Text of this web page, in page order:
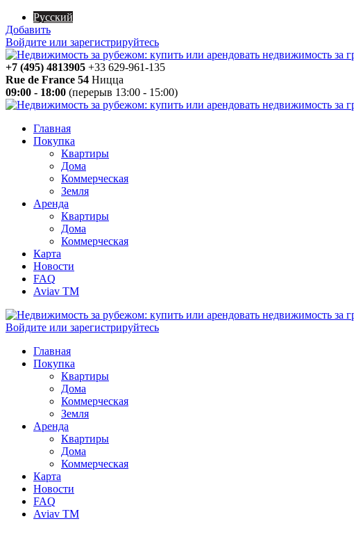
Русский
Добавить
Войдите или зарегистрируйтесь
+7 (495) 4813905 +33 629-961-135
Rue de France 54 Ницца
09:00 - 18:00 (перерыв 13:00 - 15:00)
Главная
Покупка
Квартиры
Дома
Коммерческая
Земля
Аренда
Квартиры
Дома
Коммерческая
Карта
Новости
FAQ
Aviav TM
Войдите или зарегистрируйтесь
Главная
Покупка
Квартиры
Дома
Коммерческая
Земля
Аренда
Квартиры
Дома
Коммерческая
Карта
Новости
FAQ
Aviav TM